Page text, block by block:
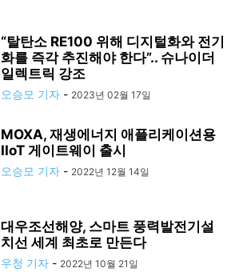
“탈탄소 RE100 위해 디지털화와 전기
화를 즉각 추진해야 한다”.. 슈나이더
일렉트릭 강조
오승모 기자 - 2023년 02월 17일
MOXA, 재생에너지 애플리케이션용
IIoT 게이트웨이 출시
오승모 기자 - 2022년 12월 14일
대우조선해양, 스마트 풍력발전기설
치선 세계 최초로 만든다
우청 기자 - 2022년 10월 21일